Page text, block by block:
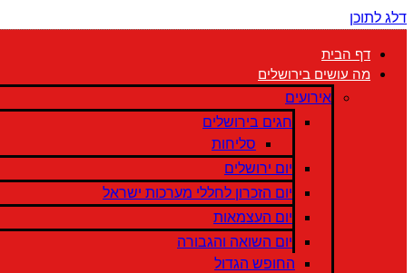
דלג לתוכן
דף הבית
מה עושים בירושלים
אירועים
חגים בירושלים
סליחות
יום ירושלים
יום הזכרון לחללי מערכות ישראל
יום העצמאות
יום השואה והגבורה
החופש הגדול